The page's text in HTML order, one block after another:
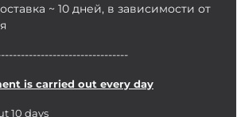
~ 10 дней, в зависимости от
is carried out every day
10 days